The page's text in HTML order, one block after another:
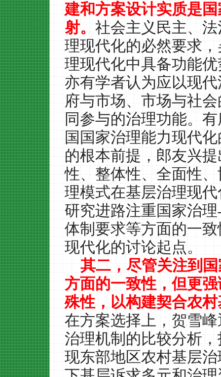
建和方案设计实质是
射。社会主义民主、
理现代化的必然要求
理现代化中具备功能
亦有学者认为应以现
府与市场、市场与社
同参与的治理功能。
国国家治理能力现代
的根本前提，郎友兴
性、整体性、全面性
理模式在基层治理现
研究进路注重国家治
体制要求等方面的一
现代化的讨论起点。
其二，尽管关注到
方面的一致性，但更
殊性，以构建契合农
在方案选择上，贺雪
治理机制的比较分析
现东部地区农村基层